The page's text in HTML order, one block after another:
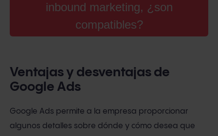
inbound marketing, ¿son
compatibles?
Ventajas y desventajas de
Google Ads
Google Ads permite a la empresa proporcionar
algunos detalles sobre dónde y cómo desea que